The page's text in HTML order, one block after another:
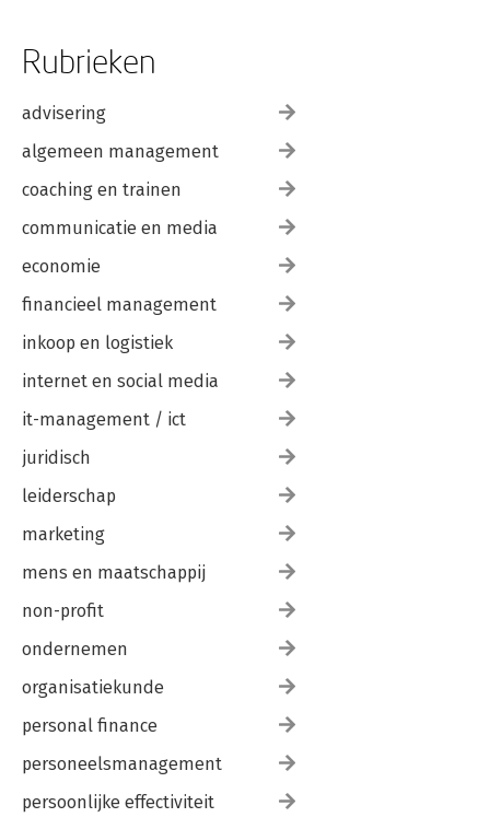
Rubrieken
advisering
algemeen management
coaching en trainen
communicatie en media
economie
financieel management
inkoop en logistiek
internet en social media
it-management / ict
juridisch
leiderschap
marketing
mens en maatschappij
non-profit
ondernemen
organisatiekunde
personal finance
personeelsmanagement
persoonlijke effectiviteit